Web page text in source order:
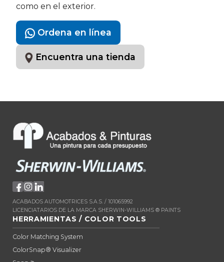
como en el exterior.
Ordena en línea
Encuentra una tienda
ACABADOS AUTOMOTRICES S.A.S. / 101065992
LICENCIATARIOS DE LA MARCA SHERWIN-WILLIAMS ® PAINTS
HERRAMIENTAS / COLOR TOOLS
Color Matching System
ColorSnap® Visualizer